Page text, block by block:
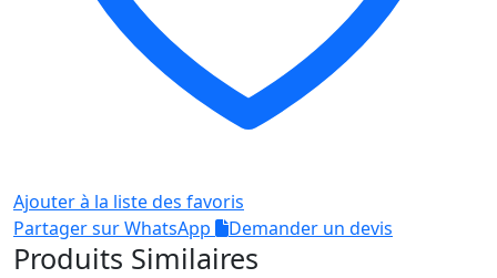
Ajouter à la liste des favoris
Partager sur WhatsApp
Demander un devis
Produits Similaires